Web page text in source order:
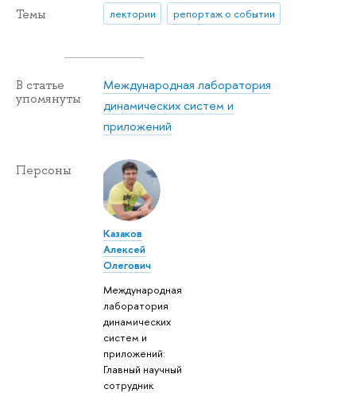
Темы лектории репортаж о событии
В статье
упомянуты
Международная лаборатория
динамических систем и
приложений
Персоны
Казаков
Алексей
Олегович
Международная
лаборатория
динамических
систем и
приложений:
Главный научный
сотрудник